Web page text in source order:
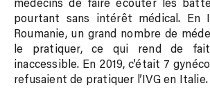
pourtant sans intérêt médical. En
Roumanie, un grand nombre de
le pratiquer, ce qui rend de
inaccessible. En 2019, c’était 7
refusaient de pratiquer l’IVG en Italie.